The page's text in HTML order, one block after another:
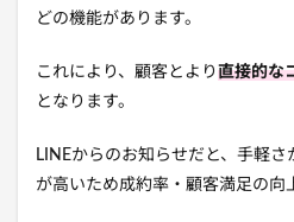
どの機能があります。
これにより、顧客とより 直接的な
となります。
LINEからのお知らせだと、手軽
が高いため成約率・顧客満足の向